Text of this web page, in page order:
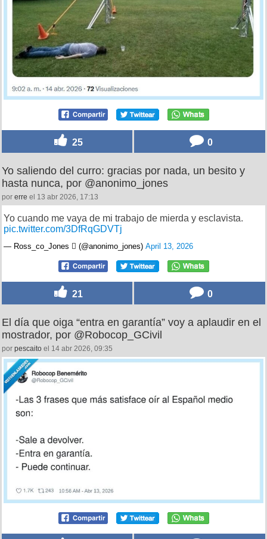
25 0
Yo saliendo del curro: gracias por nada, un besito y
hasta nunca, por @anonimo_jones
por erre el 13 abr 2026, 17:13
Yo cuando me vaya de mi trabajo de mierda y esclavista.
pic.twitter.com/3DfRqGDVTj
— Ross_co_Jones  (@anonimo_jones) April 13, 2026
21 0
El día que oiga “entra en garantía” voy a aplaudir en el
mostrador, por @Robocop_GCivil
por pescaito el 14 abr 2026, 09:35